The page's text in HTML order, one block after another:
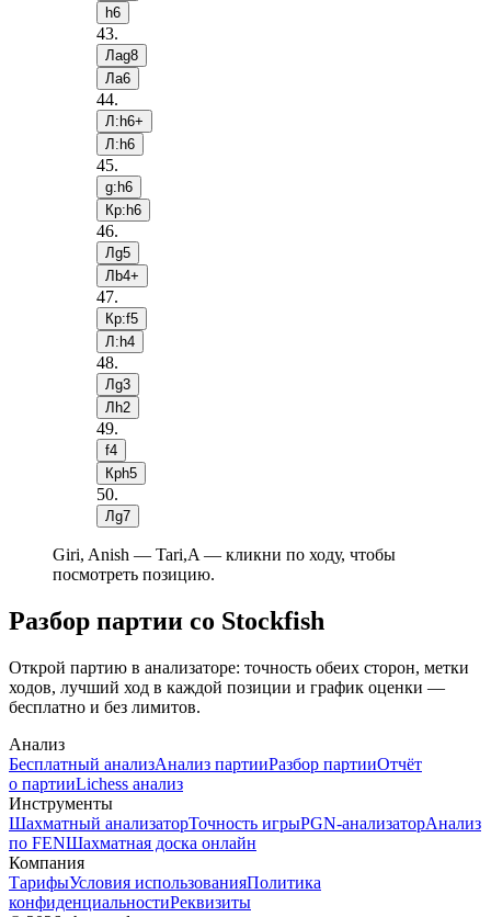
h6
43.
Лag8
Лa6
44.
Л:h6+
Л:h6
45.
g:h6
Кр:h6
46.
Лg5
Лb4+
47.
Кр:f5
Л:h4
48.
Лg3
Лh2
49.
f4
Крh5
50.
Лg7
Giri, Anish — Tari,A — кликни по ходу, чтобы
посмотреть позицию.
Разбор партии со Stockfish
Открой партию в анализаторе: точность обеих сторон, метки
ходов, лучший ход в каждой позиции и график оценки —
бесплатно и без лимитов.
Анализ
Бесплатный анализАнализ партииРазбор партииОтчёт
о партииLichess анализ
Инструменты
Шахматный анализаторТочность игрыPGN-анализаторАнализ
по FENШахматная доска онлайн
Компания
ТарифыУсловия использованияПолитика
конфиденциальностиРеквизиты